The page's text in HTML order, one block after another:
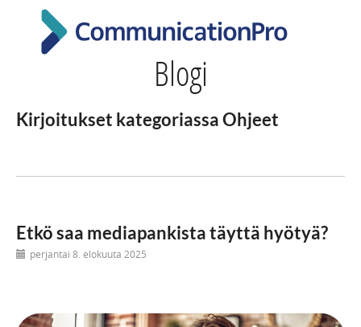
Blogi
Kirjoitukset kategoriassa Ohjeet
Etkö saa mediapankista täyttä hyötyä?
perjantai 8. elokuuta 2025